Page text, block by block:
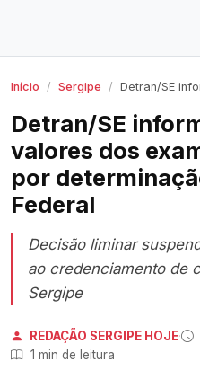
Início Sergipe Detran/SE informa alteração
Detran/SE
valores dos
por
Federal
Decisão liminar
ao credenciamento de
Sergipe
REDAÇÃO SERGIPE HOJE·
1 min de leitura